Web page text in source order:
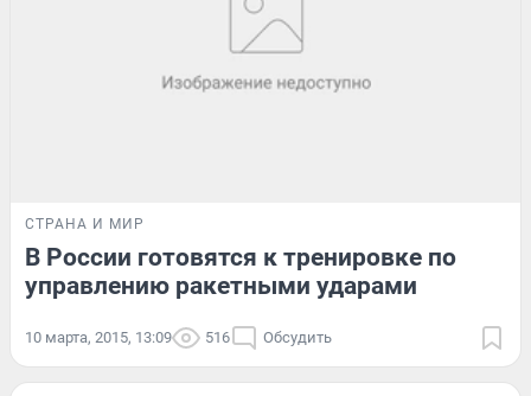
СТРАНА И МИР
В России готовятся к тренировке по
управлению ракетными ударами
10 марта, 2015, 13:09 516 Обсудить